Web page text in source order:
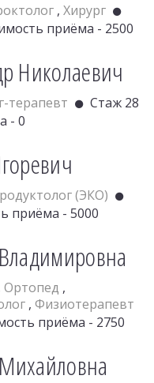
, Хирург
приёма - 2500
Николаевич
терапевт
Стаж 28
- 0
(ЭКО)
приёма - 5000
Ортопед ,
, Физиотерапевт
приёма - 2750